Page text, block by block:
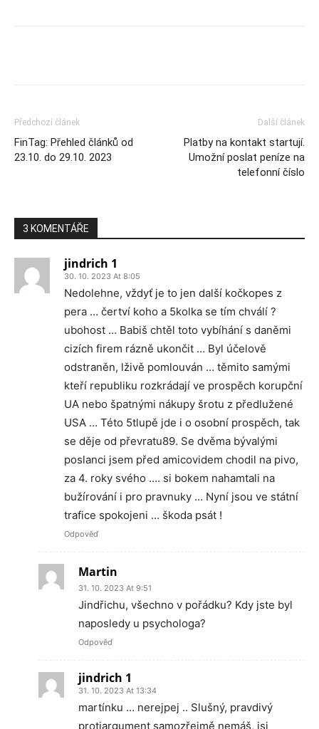
Předchozí článek
FinTag: Přehled článků od
23.10. do 29.10. 2023
Další článek
Platby na kontakt startují.
Umožní poslat peníze na
telefonní číslo
3 KOMENTÁŘE
jindrich 1
30. 10. 2023 At 8:05
Nedolehne, vždyť je to jen další kočkopes z
pera … čertví koho a 5kolka se tím chválí ?
ubohost … Babiš chtěl toto vybíhání s daněmi
cizích firem rázně ukončit … Byl účelově
odstraněn, lživě pomlouván … těmito samými
kteří republiku rozkrádají ve prospěch korupční
UA nebo špatnými nákupy šrotu z předlužené
USA … Této 5tlupě jde i o osobní prospěch, tak
se děje od převratu89. Se dvěma bývalými
poslanci jsem před amicovidem chodil na pivo,
za 4. roky svého …. si bokem nahamtali na
bužírování i pro pravnuky … Nyní jsou ve státní
trafice spokojeni … škoda psát !
Odpověď
Martin
31. 10. 2023 At 9:51
Jindřichu, všechno v pořádku? Kdy jste byl
naposledy u psychologa?
Odpověď
jindrich 1
31. 10. 2023 At 13:34
martínku … nerejpej .. Slušný, pravdivý
protiargument samozřejmě nemáš, jsi